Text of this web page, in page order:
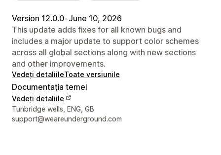
Version 12.0.0•June 10, 2026
This update adds fixes for all known bugs and
includes a major update to support color schemes
across all global sections along with new sections
and other improvements.
Vedeți detaliileToate versiunile
Documentația temei
Vedeți detaliile
Detaliile de contact ale designerului
Tunbridge wells, ENG, GB
support@weareunderground.com